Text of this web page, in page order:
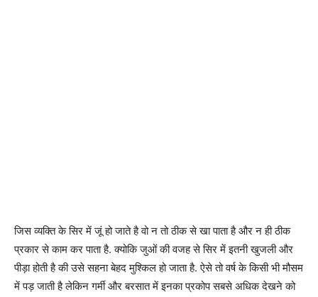
जिस व्यक्ति के सिर में जूं हो जाते है वो न तो ठीक से खा पाता है और न ही ठीक
प्रकार से काम कर पाता है. क्योकि जुओं की वजह से सिर में इतनी खुजली और
पीड़ा होती है की उसे सहना बेहद मुश्किल हो जाता है. ऐसे तो वर्ष के किसी भी मौसम
में पड़ जाती है लेकिन गर्मी और बरसात में इनका प्रकोप सबसे अधिक देखने को